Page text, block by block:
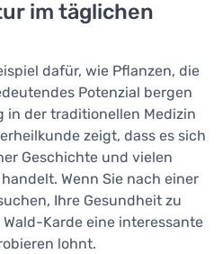
im täglichen
dafür, wie Pflanzen, die
Potenzial bergen
in der traditionellen Medizin
zeigt, dass es sich
Geschichte und vielen
Wenn Sie nach einer
Ihre Gesundheit zu
Karde eine interessante
lohnt.